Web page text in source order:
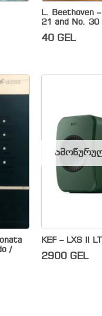
L. Beethoven
21 and No. 30
40 GEL
/
KEF – LXS II
2900 GEL